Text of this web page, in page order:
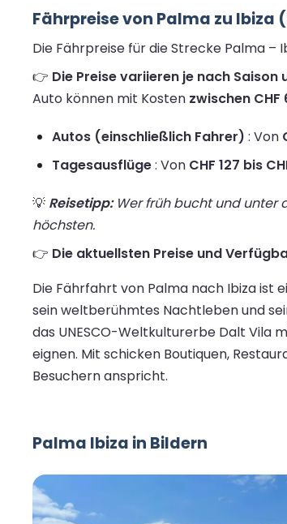
Fährpreise von Palma zu Ibiza
Die Fährpreise für die Strecke Palma –
👉 Die Preise variieren je nach Saison
Auto können mit Kosten zwischen CHF
Autos (einschließlich Fahrer) : Von
Tagesausflüge: Von CHF 127 bis
💡 Reisetipp:Wer früh bucht und unter
höchsten.
👉 Die aktuellsten Preise und
Die Fährfahrt von Palma nach Ibiza ist
sein weltberühmtes Nachtleben und
das UNESCO-Weltkulturerbe Dalt Vila
eignen. Mit schicken Boutiquen,
Besuchern anspricht.
Palma Ibiza in Bildern